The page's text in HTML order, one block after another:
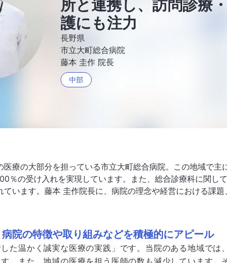
所と連携し、訪問診療
護にも注力
長野県
市立大町総合病院
藤本 圭作 院長
中部
医療の大部分を担っている市立大町総合病院。この地域で主
％の受け入れを実現しています。また、総合診療科に関し
います。藤本 圭作院長に、病院の理念や経営における課
院の特徴や取り組みなどを積極的にアピール
た温かく誠実な医療の実践」です。当院のある地域では
。また、地域の医療を担う医師の数も減少しています。